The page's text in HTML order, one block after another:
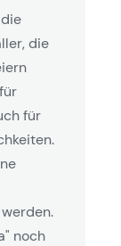
die
für
noch